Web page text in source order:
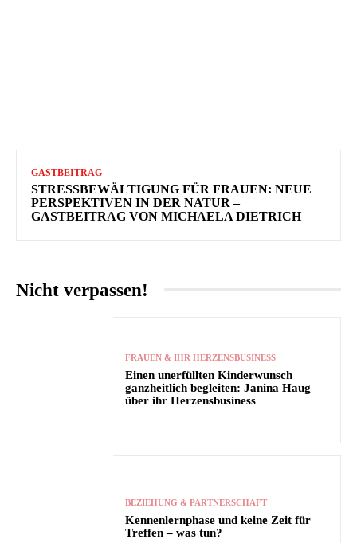
GASTBEITRAG
STRESSBEWÄLTIGUNG FÜR FRAUEN: NEUE
PERSPEKTIVEN IN DER NATUR –
GASTBEITRAG VON MICHAELA DIETRICH
Nicht verpassen!
FRAUEN & IHR HERZENSBUSINESS
Einen unerfüllten Kinderwunsch
ganzheitlich begleiten: Janina Haug
über ihr Herzensbusiness
BEZIEHUNG & PARTNERSCHAFT
Kennenlernphase und keine Zeit für
Treffen – was tun?